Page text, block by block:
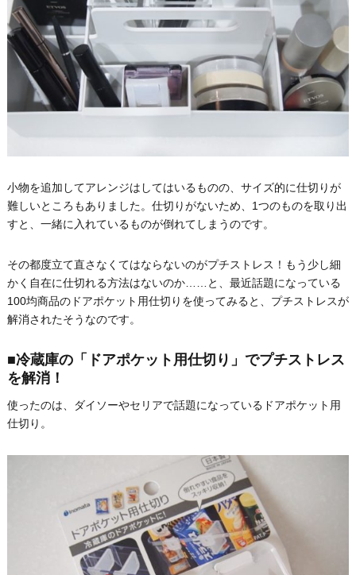
小物を追加してアレンジはしてはいるものの、サイズ的に仕切りが
難しいところもありました。仕切りがないため、1つのものを取り出
すと、一緒に入れているものが倒れてしまうのです。
その都度立て直さなくてはならないのがプチストレス！もう少し細
かく自在に仕切れる方法はないのか……と、最近話題になっている
100均商品のドアポケット用仕切りを使ってみると、プチストレスが
解消されたそうなのです。
■冷蔵庫の「ドアポケット用仕切り」でプチストレス
を解消！
使ったのは、ダイソーやセリアで話題になっているドアポケット用
仕切り。